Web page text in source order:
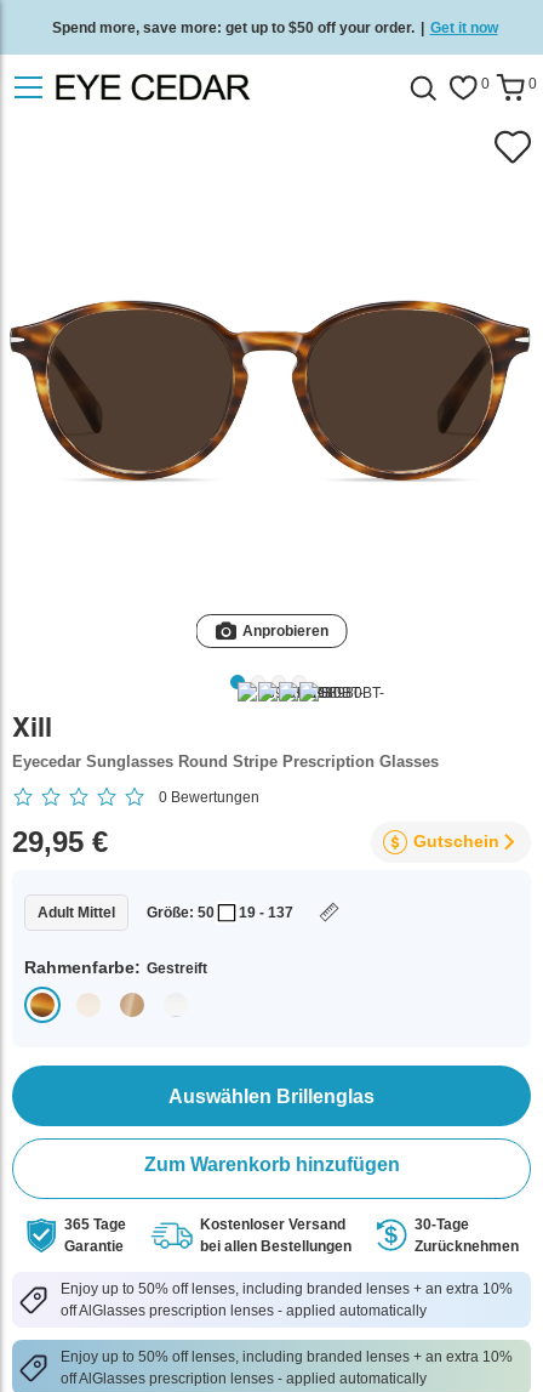
Spend more, save more: get up to $50 off your order. | Get it now
Free standard delivery on all orders Shop now 0 0
Anprobieren
Xill
Eyecedar Sunglasses Round Stripe Prescription Glasses
0 Bewertungen
29,95 € Gutschein
Adult Mittel Größe: 50 19 - 137
Rahmenfarbe: Gestreift
Auswählen Brillenglas
Zum Warenkorb hinzufügen
365 Tage
Garantie
Kostenloser Versand
bei allen Bestellungen
30-Tage
Zurücknehmen
Enjoy up to 50% off lenses, including branded lenses + an extra 10%
off AlGlasses prescription lenses - applied automatically
Enjoy up to 50% off lenses, including branded lenses + an extra 10%
off AlGlasses prescription lenses - applied automatically